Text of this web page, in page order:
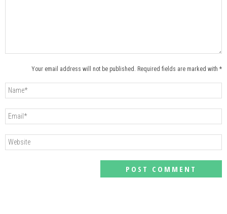
Your email address will not be published. Required fields are marked with *